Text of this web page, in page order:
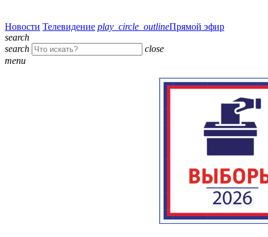
Новости Телевидение play_circle_outlineПрямой эфир
search
search
close
menu